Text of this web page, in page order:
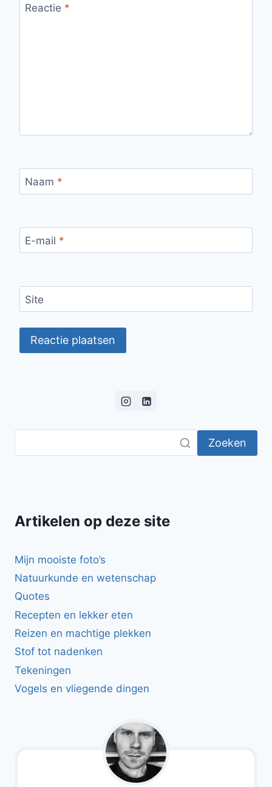
Reactie *
Naam *
E-mail *
Site
Zoeken
Artikelen op deze site
Mijn mooiste foto’s
Natuurkunde en wetenschap
Quotes
Recepten en lekker eten
Reizen en machtige plekken
Stof tot nadenken
Tekeningen
Vogels en vliegende dingen